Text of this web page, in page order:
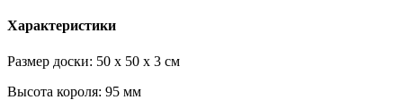
Характеристики
Размер доски: 50 х 50 х 3 см
Высота короля: 95 мм